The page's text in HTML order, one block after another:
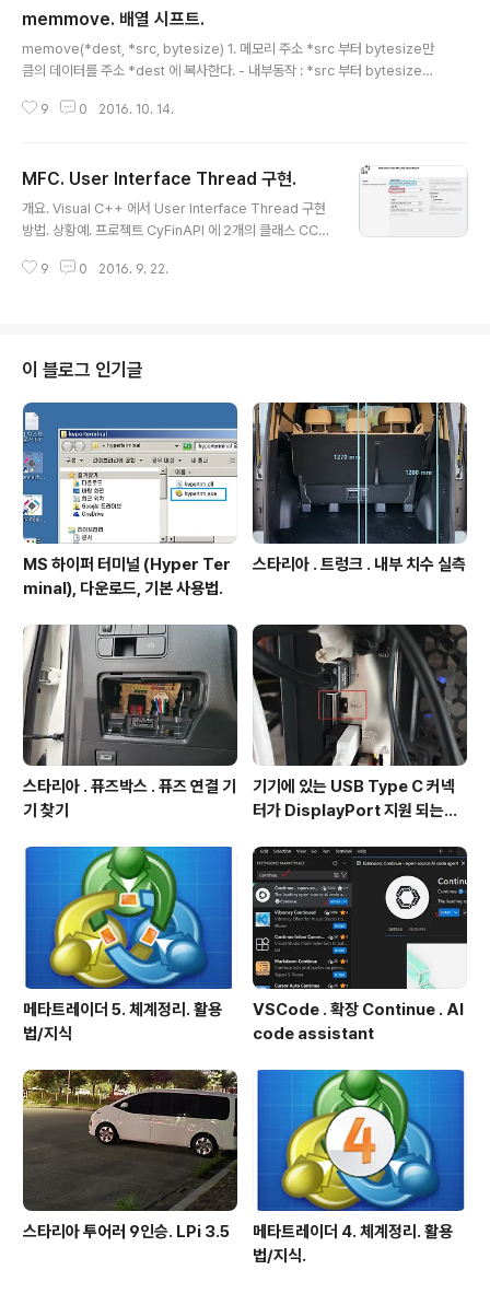
memmove. 배열 시프트.
memove(*dest, *src, bytesize) 1. 메모리 주소 *src 부터 bytesize만
큼의 데이터를 주소 *dest 에 복사한다. - 내부동작 : *src 부터 bytesize만
특성 때문에 배열 요소의 시프트 처리시 유용. 배열 시프트 처리. 배열 int arr[1
9 0 2016. 10. 14.
MFC. User Interface Thread 구현.
개요. Visual C++ 에서 User Interface Thread 구현
방법. 상황예. 프로젝트 CyFinAPI 에 2개의 클래스 CCy
스로함), CCyDevice2_Market_UITDlg(CDialogEx
이스로 하는 CCyDevice2_Market_UIT 추가한다. 단
계2. 프로젝트에 대화상자 추가. 상세방법 : http://igotit.t
istory.com/480 과 동일하며 베이스클래스를 CDialog
Ex로하고, 클래스이름을 CCyDevice2..
9 0 2016. 9. 22.
이 블로그 인기글
MS 하이퍼 터미널 (Hyper Ter
minal), 다운로드, 기본 사용법.
스타리아 . 트렁크 . 내부 치수 실측
스타리아 . 퓨즈박스 . 퓨즈 연결 기
기 찾기
기기에 있는 USB Type C 커넥
터가 DisplayPort 지원 되는지
메타트레이더 5. 체계정리. 활용
법/지식
VSCode . 확장 Continue . AI
code assistant
스타리아 투어러 9인승. LPi 3.5
메타트레이더 4. 체계정리. 활용
법/지식.